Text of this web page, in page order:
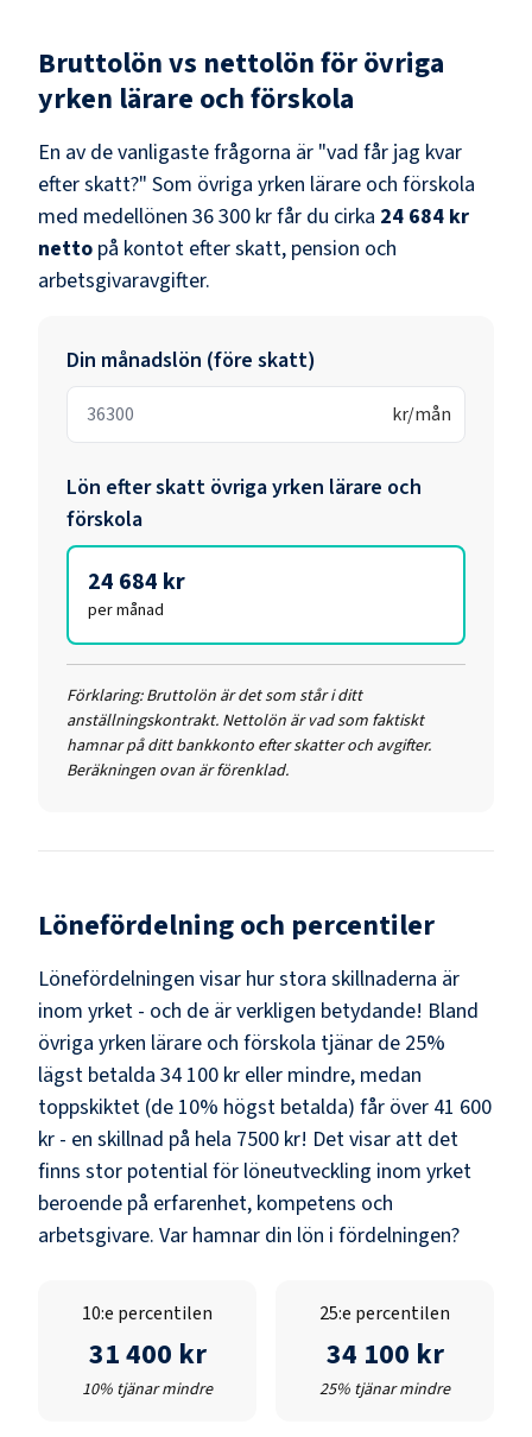
Bruttolön vs nettolön förövriga
yrken lärare och förskola
En av de vanligaste frågorna är "vad får jag kvar
efter skatt?" Som övriga yrken lärare och förskola
med medellönen 36 300 krfår du cirka 24 684 kr
netto på kontot efter skatt, pension och
arbetsgivaravgifter.
Din månadslön (före skatt)
kr/mån
Lön efter skatt övriga yrken lärare och
förskola
24 684 kr
per månad
Förklaring: Bruttolön är det som står i ditt
anställningskontrakt. Nettolön är vad som faktiskt
hamnar på ditt bankkonto efter skatter och avgifter.
Beräkningen ovan är förenklad.
Lönefördelning och percentiler
Lönefördelningen visar hur stora skillnaderna är
inom yrket - och de är verkligen betydande! Bland
övriga yrken lärare och förskola tjänar de 25%
lägst betalda 34 100 kr eller mindre, medan
toppskiktet (de 10% högst betalda) får över 41 600
kr - en skillnad på hela 7500 kr! Det visar att det
finns stor potential för löneutveckling inom yrket
beroende på erfarenhet, kompetens och
arbetsgivare. Var hamnar din lön i fördelningen?
10:e percentilen
31 400 kr
10% tjänar mindre
25:e percentilen
34 100 kr
25% tjänar mindre